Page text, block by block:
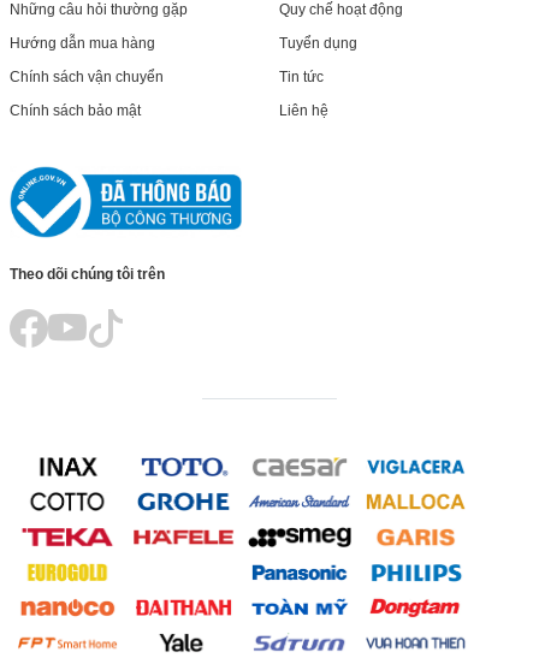
Những câu hỏi thường gặp
Hướng dẫn mua hàng
Chính sách vận chuyển
Chính sách bảo mật
Quy chế hoạt động
Tuyển dụng
Tin tức
Liên hệ
Theo dõi chúng tôi trên